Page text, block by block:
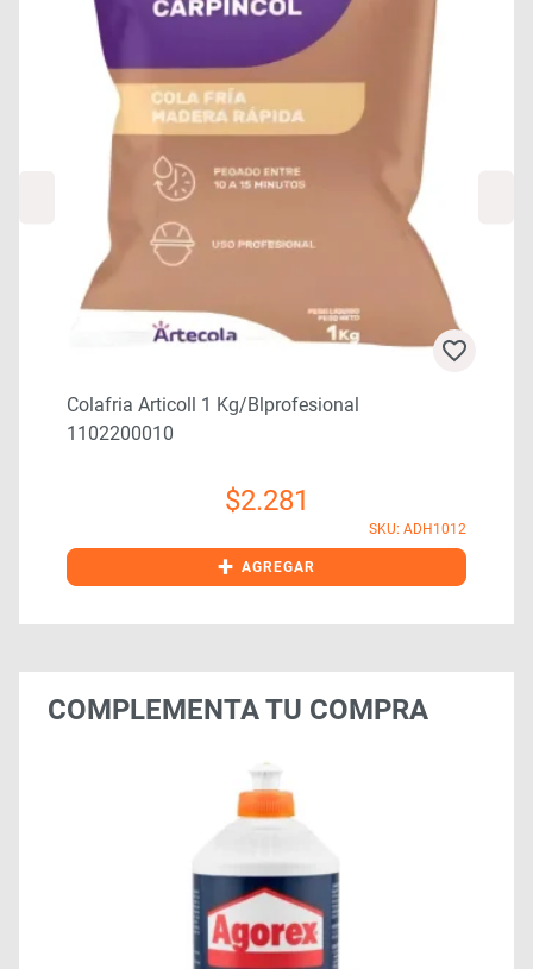
Colafria Articoll 1 Kg/blprofesional
1102200010
$2.281
SKU: ADH1012
+ AGREGAR
COMPLEMENTA TU COMPRA